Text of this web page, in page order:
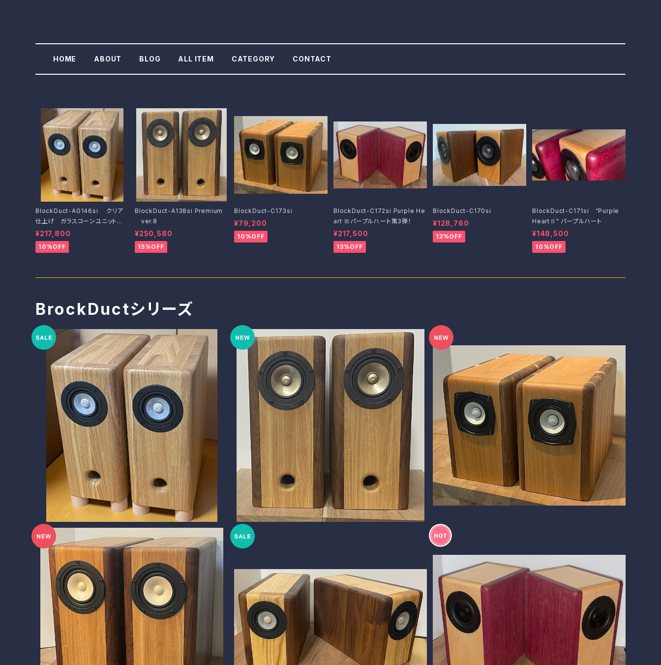
HOME ABOUT BLOG ALL ITEM CATEGORY CONTACT
BlockDuct-AG146si クリア
仕上げ ガラスコーンユニット搭
載機
¥217,800
10%OFF
BlockDuct-A138si Premium
ver.8
¥250,580
15%OFF
BlockDuct-C173si
¥79,200
10%OFF
BlockDuct-C172si Purple He
art Ⅲパープルハート第3弾！
¥217,500
13%OFF
BlockDuct-C170si
¥128,760
13%OFF
BlockDuct-C171si ”Purple
HeartⅡ" パープルハート
¥148,500
10%OFF
BrockDuctシリーズ
BlockDuct-AG146si クリア仕上げ ガラスコーン
ユニット搭載機
¥217,800
10%OFF
BlockDuct-A138si Premium ver.8
¥250,580
BlockDuct-C173si
¥79,200
10%OFF
BlockDuct-A138si Premium ver.8 mica
¥250,580
15%OFF
SOLD OUT
弩級コンパクト・シリーズ BlockDuct-CG165si
¥186,960
18%OFF
SOLD OUT
BlockDuct-C172si Purple Heart Ⅲパープルハー
ト第3弾！
¥217,500
13%OFF